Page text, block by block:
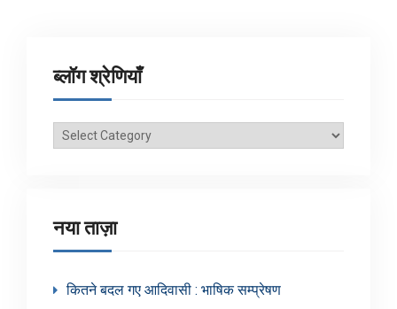
ब्लॉग श्रेणियाँ
ब्लॉग
नया ताज़ा
कितने बदल गए आदिवासी : भाषिक सम्प्रेषण